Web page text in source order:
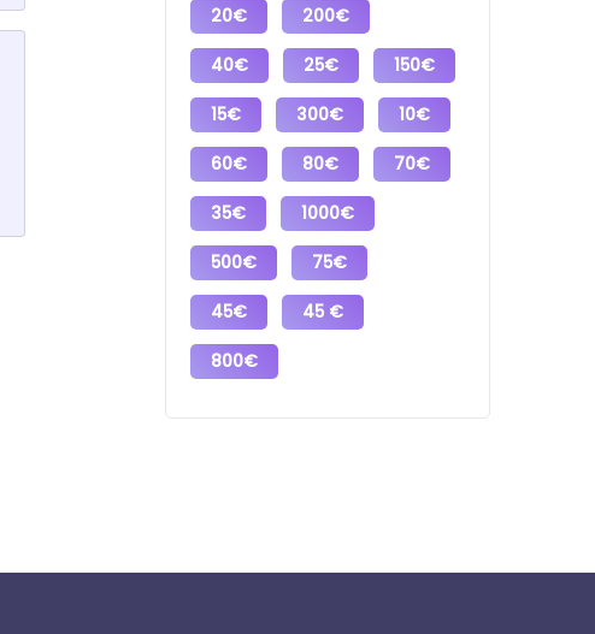
20€ 200€
40€ 25€ 150€
15€ 300€ 10€
60€ 80€ 70€
35€ 1000€
500€ 75€
45€ 45 €
800€